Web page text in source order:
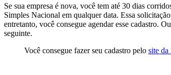
Se sua empresa é nova, você tem até 30 dias
Simples Nacional em qualquer data. Essa
entretanto, você consegue agendar esse cadastro.
seguinte.
Você consegue fazer seu cadastro pelo site da